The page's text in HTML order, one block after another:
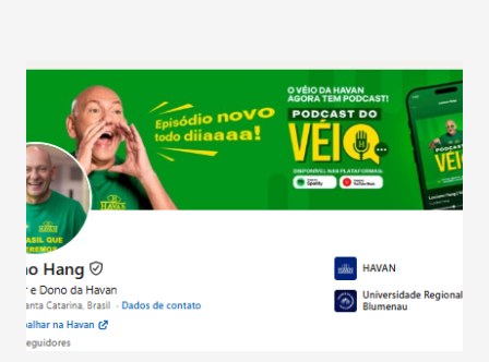
confraternizações de fim de ano e pelo pagamento do 13º
Salário para um número maior de trabalhadores, já que o
país tem a menor taxa de desemprego dos anos recentes.
Ainda segundo a Pesquisa, em novembro de 2025, 40% dos
bares e restaurantes operaram com lucro e outros 40%
registraram equilíbrio financeiro. Já o percentual de
estabelecimentos no prejuízo ficou em 19%, pouco abaixo
do observado no mês anterior. Outros 1% não existiam em
novembro. Em relação a outubro, o faturamento também
cresceu. De acordo com a pesquisa, 44% dos n...